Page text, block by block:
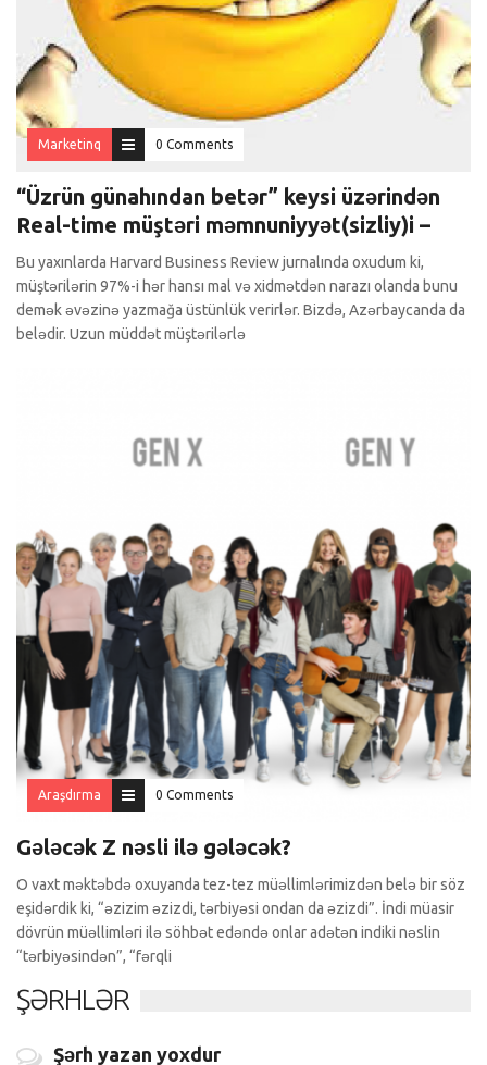
Marketinq 0 Comments
“Üzrün günahından betər” keysi üzərindən
Real-time müştəri məmnuniyyət(sizliy)i –
Bu yaxınlarda Harvard Business Review jurnalında oxudum ki,
müştərilərin 97%-i hər hansı mal və xidmətdən narazı olanda bunu
demək əvəzinə yazmağa üstünlük verirlər. Bizdə, Azərbaycanda da
belədir. Uzun müddət müştərilərlə
Araşdırma 0 Comments
Gələcək Z nəsli ilə gələcək?
O vaxt məktəbdə oxuyanda tez-tez müəllimlərimizdən belə bir söz
eşidərdik ki, “əzizim əzizdi, tərbiyəsi ondan da əzizdi”. İndi müasir
dövrün müəllimləri ilə söhbət edəndə onlar adətən indiki nəslin
“tərbiyəsindən”, “fərqli
ŞƏRHLƏR
Şərh yazan yoxdur